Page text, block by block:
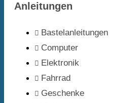
Anleitungen
Bastelanleitungen
Computer
Elektronik
Fahrrad
Geschenke